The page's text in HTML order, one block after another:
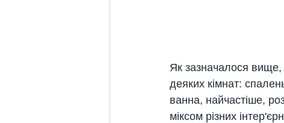
Як зазначалося вище,
деяких кімнат:
ванна, найчастіше,
міксом різних